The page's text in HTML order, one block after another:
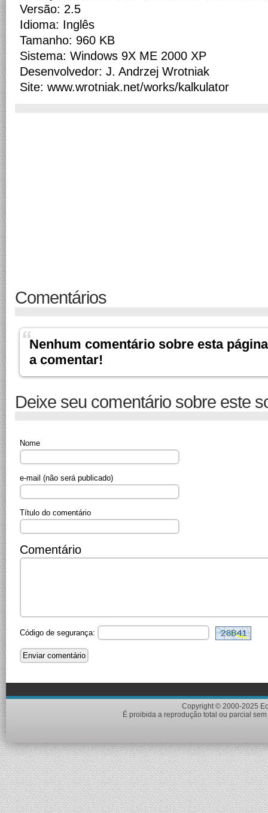
Versão: 2.5
Idioma: Inglês
Tamanho: 960 KB
Sistema: Windows 9X ME 2000 XP
Desenvolvedor: J. Andrzej Wrotniak
Site: www.wrotniak.net/works/kalkulator
Comentários
Nenhum comentário sobre esta
a comentar!
Deixe seu comentário sobre este
Nome
e-mail (não será publicado)
Título do comentário
Comentário
Código de segurança:
Copyright © 2000-2025
É proibida a reprodução total ou parcial